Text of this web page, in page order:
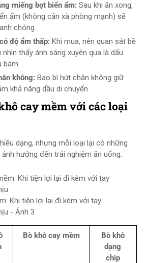
miếng bọt biển ẩm: Sau khi ăn xong,
ẩm (không cần xà phòng mạnh) sẽ
chóng.
độ ẩm thấp: Khi mua, nên quan sát bề
thấy ánh sáng xuyên qua là dấu
bám.
không: Bao bì hút chân không giữ
khả năng dầu di chuyển.
cay mềm với các loại
dạng, nhưng mỗi loại lại có những
hưởng đến trải nghiệm ăn uống.
Khi tiện lợi lại đi kèm với tay
- Ảnh 3
Bò khô cay mềm
Bò khô
dạng
chip